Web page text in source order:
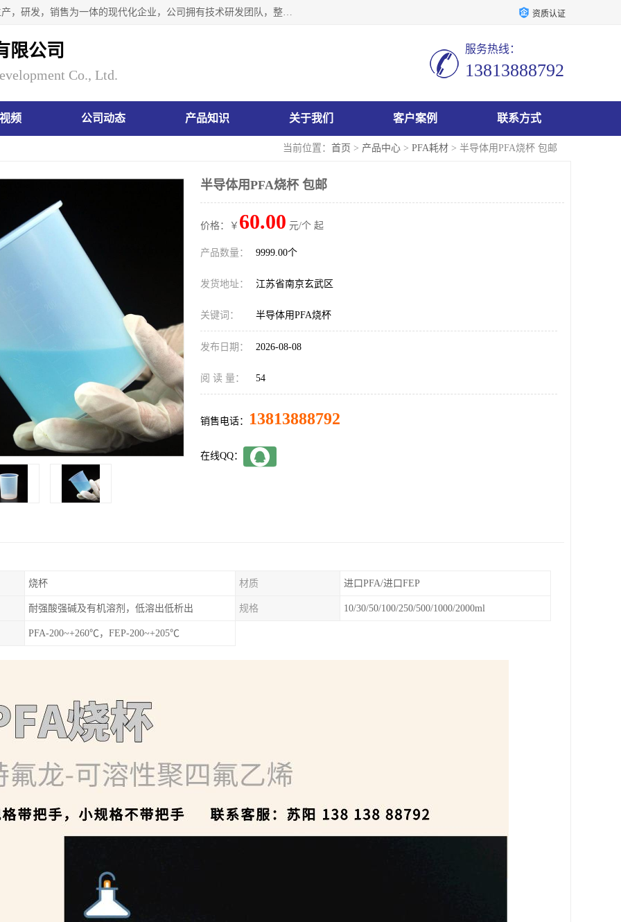
南京瑞尼克科技开发有限公司位于六朝古都南京，是一家集生产，研发，销售为一体的现代化企业，公司拥有技术研发团队，整洁明亮的厂房及的技术仪器设备，技术力量雄厚。公司长久以来一直坚持以生产研发国内完mei的痕量分析器皿为目标，客户满意的实验需求是我们永远的追求。长久以来与客户建立了良好的合作关系，在同行业中建立了自己的信誉与品牌。公司将一如既往的奋进不息，为客户带来为舒心的服务！ 资质认证
限公司
Co., Ltd.
服务热线：
13813888792
频 公司动态 产品知识 关于我们 客户案例 联系方式
当前位置： 首页 > 产品中心 > PFA耗材 > 半导体用PFA烧杯 包邮
半导体用PFA烧杯 包邮
价格：￥ 60.00 元/个 起
产品数量： 9999.00个
发货地址： 江苏省南京玄武区
关键词： 半导体用PFA烧杯
发布日期： 2026-08-08
阅 读 量： 54
销售电话： 13813888792
在线QQ：
烧杯 材质 进口PFA/进口FEP
耐强酸强碱及有机溶剂，低溶出低析出 规格 10/30/50/100/250/500/1000/2000ml
PFA-200~+260℃，FEP-200~+205℃